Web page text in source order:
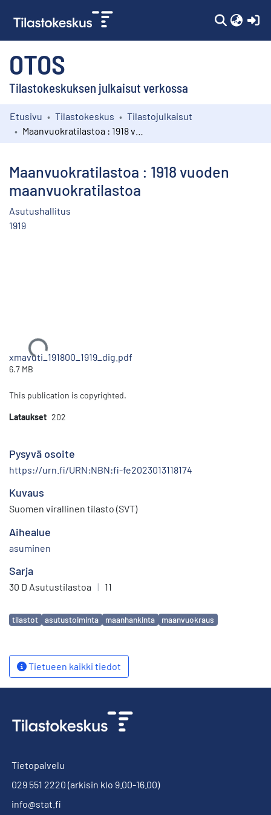
OTOS
Tilastokeskuksen julkaisut verkossa
Kokoelmat
Etusivu Tilastokeskus
Tilastojulkaisut
Maanvuokratilastoa : 1918 vuoden
maanvuokratilastoa
Asutushallitus
1919
Ladataan...
xmavuti_191800_1919_dig.pdf
6.7 MB
This publication is copyrighted.
Lataukset 202
Pysyvä osoite
https://urn.fi/URN:NBN:fi-fe2023013118174
Kuvaus
Suomen virallinen tilasto (SVT)
Aihealue
asuminen
Sarja
30 D Asutustilastoa | 11
Avainsanat
tilastot asutustoiminta maanhankinta maanvuokraus
Tietueen kaikki tiedot
Tietopalvelu
029 551 2220 (arkisin klo 9.00-16.00)
info@stat.fi